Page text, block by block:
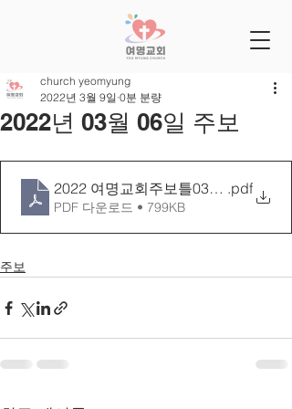
2022년 03월 06일 주보
church yeomyung
2022년 3월 9일 0분 분량
2022 여명교회주보틀0306[25-10]
.pdf
PDF 다운로드 • 799KB
주보